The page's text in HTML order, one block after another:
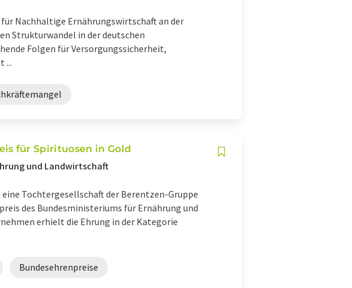
Nachhaltige Ernährungswirtschaft an der
Strukturwandel in der deutschen
Folgen für Versorgungssicherheit,
...
für Spirituosen in Gold
und Landwirtschaft
eine Tochtergesellschaft der Berentzen-Gruppe
des Bundesministeriums für Ernährung und
erhielt die Ehrung in der Kategorie
Bundesehrenpreise